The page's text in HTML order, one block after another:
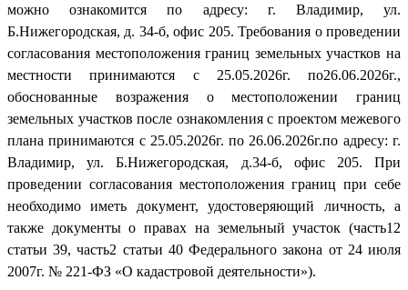
можно ознакомится по адресу: г. Владимир, ул.
Б.Нижегородская, д. 34-б, офис 205. Требования о проведении
согласования местоположения границ земельных участков на
местности принимаются с 25.05.2026г. по26.06.2026г.,
обоснованные возражения о местоположении границ
земельных участков после ознакомления с проектом межевого
плана принимаются с 25.05.2026г. по 26.06.2026г.по адресу: г.
Владимир, ул. Б.Нижегородская, д.34-б, офис 205. При
проведении согласования местоположения границ при себе
необходимо иметь документ, удостоверяющий личность, а
также документы о правах на земельный участок (часть12
статьи 39, часть2 статьи 40 Федерального закона от 24 июля
2007г. № 221-ФЗ «О кадастровой деятельности»).